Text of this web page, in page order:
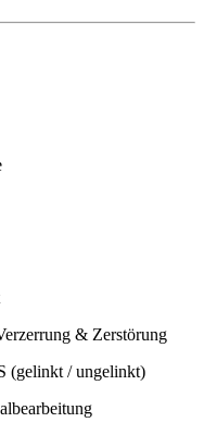
& Zerstörung
(gelinkt / ungelinkt)